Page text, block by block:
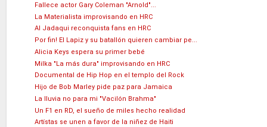
Fallece actor Gary Coleman "Arnold"...
La Materialista improvisando en HRC
Al Jadaqui reconquista fans en HRC
Por fin! El Lapiz y su batallón quieren cambiar pe...
Alicia Keys espera su primer bebé
Milka "La más dura" improvisando en HRC
Documental de Hip Hop en el templo del Rock
Hijo de Bob Marley pide paz para Jamaica
La lluvia no para mi "Vacilón Brahma"
Un F1 en RD, el sueño de miles hecho realidad
Artístas se unen a favor de la niñez de Haiti